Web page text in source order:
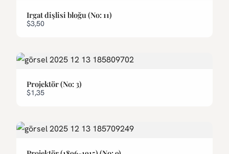
Irgat dişlisi bloğu (No: 11)
$3,50
Projektör (No: 3)
$1,35